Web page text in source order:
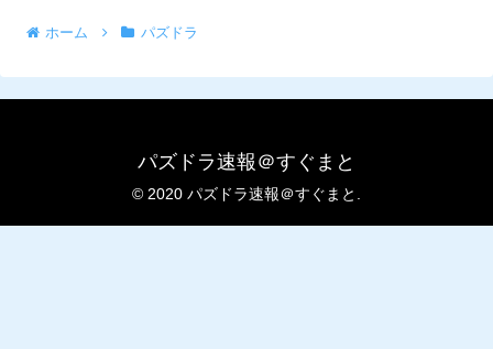
ホーム パズドラ
パズドラ速報＠すぐまと
© 2020 パズドラ速報＠すぐまと.